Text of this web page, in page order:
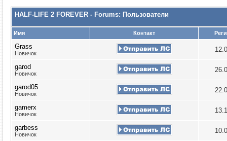
HALF-LIFE 2 FOREVER - Forums: Пользователи
Имя Контакт
Grass
Новичок
garod
Новичок
garod05
Новичок
gamerx
Новичок
garbess
Новичок